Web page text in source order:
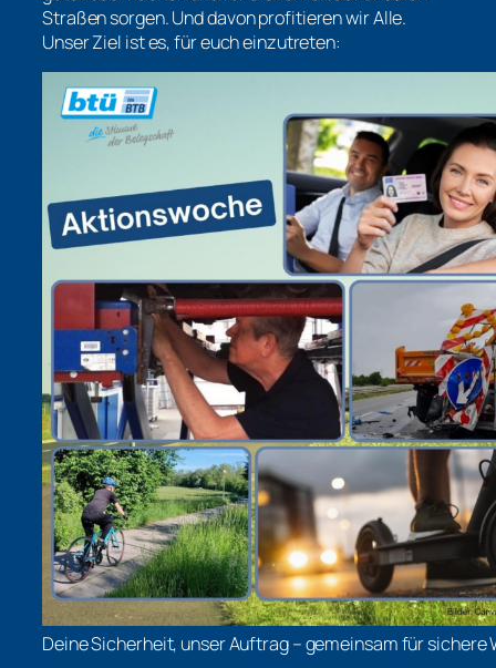
Straßen sorgen. Und davon profitieren wir Alle.
Unser Ziel ist es, für euch einzutreten:
Deine Sicherheit, unser Auftrag – gemeinsam für sichere